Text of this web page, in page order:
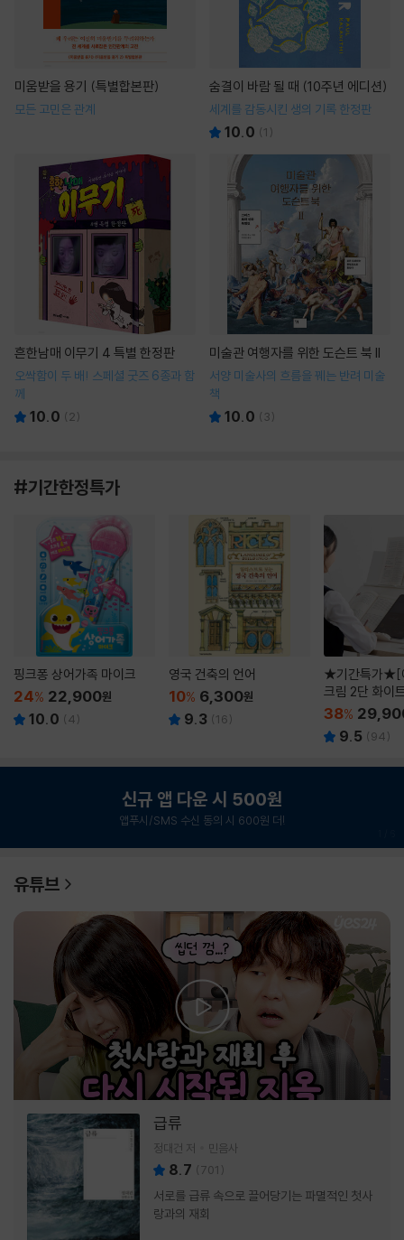
미움받을 용기 (특별합본판)
모든 고민은 관계
숨결이 바람 될 때 (10주년 에디션)
세계를 감동시킨 생의 기록 한정판
10.0 (1 )
흔한남매 이무기 4 특별 한정판
오싹함이 두 배! 스페셜 굿즈 6종과 함
께
10.0 ( 2)
미술관 여행자를 위한 도슨트 북 II
서양 미술사의 흐름을 꿰는 반려 미술
책
10.0 ( 3)
#기간한정특가
핑크퐁 상어가족 마이크
24% 22,900원
10.0 (4)
영국 건축의 언어
10% 6,300원
9.3 (16)
★기간특가★[
크림 2단 화이
38%
9.5 (94)
신규 앱 다운 시 500원
앱푸시/SMS 수신 동의 시 600원 더!
유튜브
급류
정대건 저 민음사
8.7 (701 )
서로를 급류 속으로 끌어당기는 파멸적인 첫사
랑과의 재회